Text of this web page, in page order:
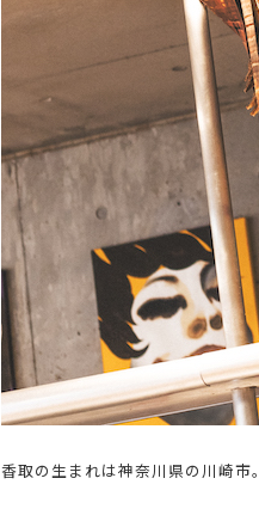
香取の生まれは神奈川県の川崎市